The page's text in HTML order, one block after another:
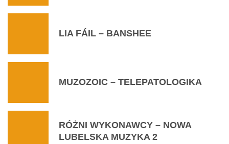
LIA FÁIL – BANSHEE
MUZOZOIC – TELEPATOLOGIKA
RÓŻNI WYKONAWCY – NOWA
LUBELSKA MUZYKA 2